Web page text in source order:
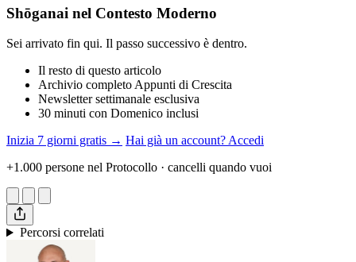
Shōganai nel Contesto Moderno
Sei arrivato fin qui. Il passo successivo è dentro.
Il resto di questo articolo
Archivio completo Appunti di Crescita
Newsletter settimanale esclusiva
30 minuti con Domenico inclusi
Inizia 7 giorni gratis → Hai già un account? Accedi
+1.000 persone nel Protocollo · cancelli quando vuoi
Percorsi correlati